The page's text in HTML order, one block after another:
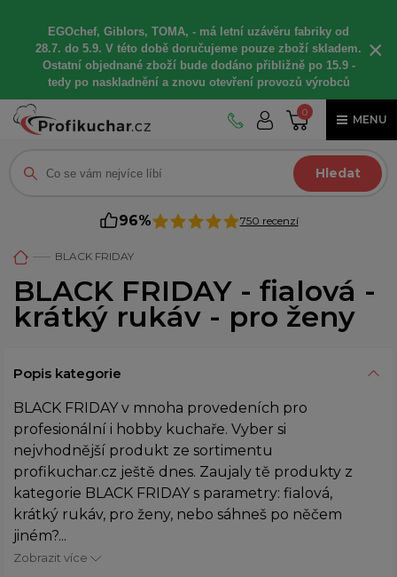
EGOchef, Giblors, TOMA, - má letní uzávěru fabriky od
28.7. do 5.9. V této době doručujeme pouze zboží skladem.
Ostatní objednané zboží bude dodáno přibližně po 15.9 -
tedy po naskladnění a znovu otevření provozů výrobců
×
0
MENU
Hledat
96% 750 recenzí
BLACK FRIDAY
BLACK FRIDAY - fialová -
krátký rukáv - pro ženy
Popis kategorie
BLACK FRIDAY v mnoha provedeních pro
profesionální i hobby kuchaře. Vyber si
nejvhodnější produkt ze sortimentu
profikuchar.cz ještě dnes. Zaujaly tě produkty z
kategorie BLACK FRIDAY s parametry: fialová,
krátký rukáv, pro ženy, nebo sáhneš po něčem
jiném?...
Zobrazit více